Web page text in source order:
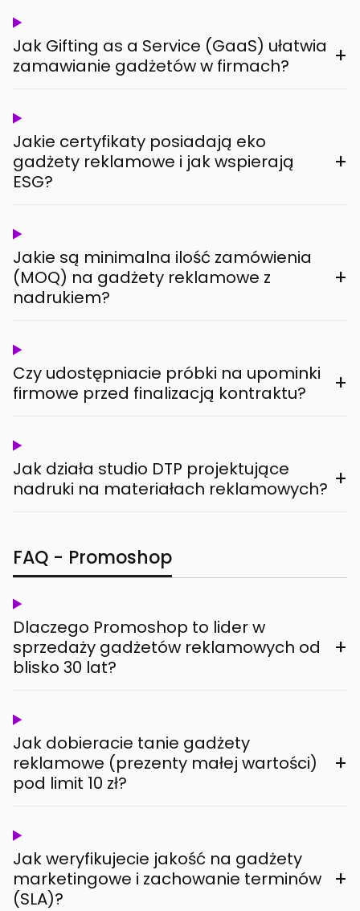
Jak Gifting as a Service (GaaS) ułatwia
zamawianie gadżetów w firmach?
+
Jakie certyfikaty posiadają eko
gadżety reklamowe i jak wspierają
ESG?
+
Jakie są minimalna ilość zamówienia
(MOQ) na gadżety reklamowe z
nadrukiem?
+
Czy udostępniacie próbki na upominki
firmowe przed finalizacją kontraktu?
+
Jak działa studio DTP projektujące
nadruki na materiałach reklamowych? +
FAQ - Promoshop
Dlaczego Promoshop to lider w
sprzedaży gadżetów reklamowych od
blisko 30 lat?
+
Jak dobieracie tanie gadżety
reklamowe (prezenty małej wartości)
pod limit 10 zł?
+
Jak weryfikujecie jakość na gadżety
marketingowe i zachowanie terminów
(SLA)?
+